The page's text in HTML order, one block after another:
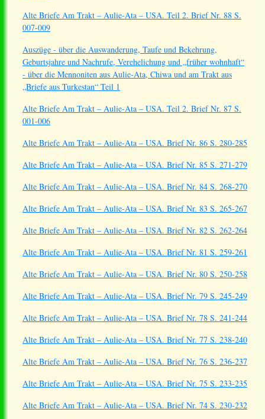
Alte Briefe Am Trakt – Aulie-Ata – USA. Teil 2. Brief Nr. 88 S.
007-009
Auszüge - über die Auswanderung, Taufe und Bekehrung,
Geburtsjahre und Nachrufe, Verehelichung und „früher wohnhaft“
- über die Mennoniten aus Aulie-Ata, Chiwa und am Trakt aus
„Briefe aus Turkestan“ Teil 1
Alte Briefe Am Trakt – Aulie-Ata – USA. Teil 2. Brief Nr. 87 S.
001-006
Alte Briefe Am Trakt – Aulie-Ata – USA. Brief Nr. 86 S. 280-285
Alte Briefe Am Trakt – Aulie-Ata – USA. Brief Nr. 85 S. 271-279
Alte Briefe Am Trakt – Aulie-Ata – USA. Brief Nr. 84 S. 268-270
Alte Briefe Am Trakt – Aulie-Ata – USA. Brief Nr. 83 S. 265-267
Alte Briefe Am Trakt – Aulie-Ata – USA. Brief Nr. 82 S. 262-264
Alte Briefe Am Trakt – Aulie-Ata – USA. Brief Nr. 81 S. 259-261
Alte Briefe Am Trakt – Aulie-Ata – USA. Brief Nr. 80 S. 250-258
Alte Briefe Am Trakt – Aulie-Ata – USA. Brief Nr. 79 S. 245-249
Alte Briefe Am Trakt – Aulie-Ata – USA. Brief Nr. 78 S. 241-244
Alte Briefe Am Trakt – Aulie-Ata – USA. Brief Nr. 77 S. 238-240
Alte Briefe Am Trakt – Aulie-Ata – USA. Brief Nr. 76 S. 236-237
Alte Briefe Am Trakt – Aulie-Ata – USA. Brief Nr. 75 S. 233-235
Alte Briefe Am Trakt – Aulie-Ata – USA. Brief Nr. 74 S. 230-232